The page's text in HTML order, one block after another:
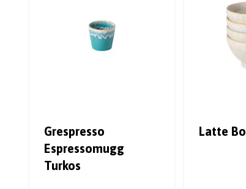
Grespresso
Espressomugg
Turkos
Latte